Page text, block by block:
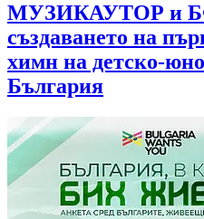
МУЗИКАУТОР и
създаването на
химн на детско-
България